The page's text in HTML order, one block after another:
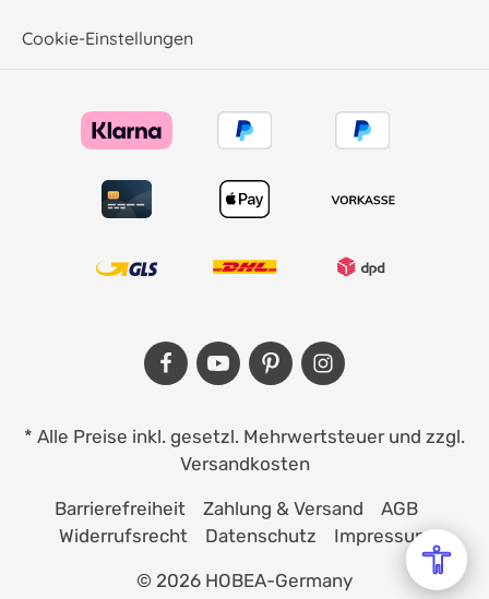
Cookie-Einstellungen
* Alle Preise inkl. gesetzl. Mehrwertsteuer und zzgl.
Versandkosten
© 2026 HOBEA-Germany
Barrierefreiheit Zahlung & Versand
AGB
Widerrufsrecht
Datenschutz Impressum